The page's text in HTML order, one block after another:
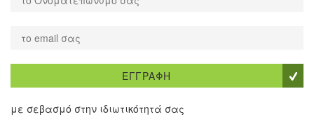
ΕΓΓΡΑΦΗ
με σεβασμό στην ιδιωτικότητά σας